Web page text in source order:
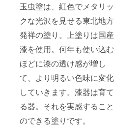
玉虫塗は、紅色でメタリッ
クな光沢を見せる東北地方
発祥の塗り。上塗りは国産
漆を使用。何年も使い込む
ほどに漆の透け感が増し
て、より明るい色味に変化
していきます。漆器は育て
る器。それを実感すること
のできる塗りです。